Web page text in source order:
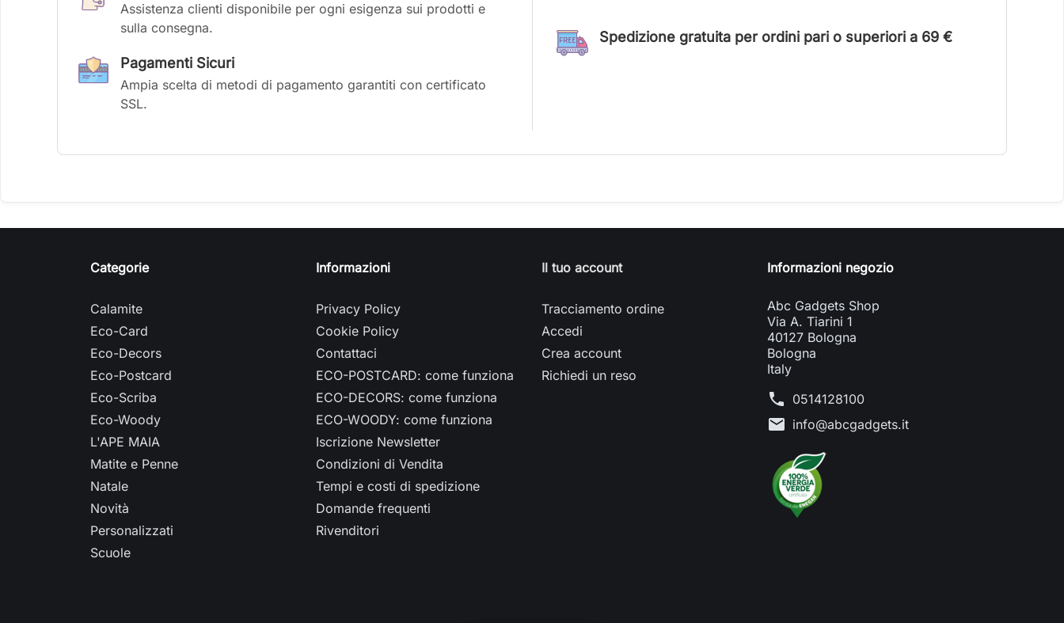
Assistenza clienti disponibile per ogni esigenza sui prodotti e
sulla consegna.
Pagamenti Sicuri
Ampia scelta di metodi di pagamento garantiti con certificato
SSL.
Spedizione gratuita per ordini pari o superiori a 69 €
Categorie
Calamite
Eco-Card
Eco-Decors
Eco-Postcard
Eco-Scriba
Eco-Woody
L'APE MAIA
Matite e Penne
Natale
Novità
Personalizzati
Scuole
Informazioni
Privacy Policy
Cookie Policy
Contattaci
ECO-POSTCARD: come funziona
ECO-DECORS: come funziona
ECO-WOODY: come funziona
Iscrizione Newsletter
Condizioni di Vendita
Tempi e costi di spedizione
Domande frequenti
Rivenditori
Il tuo account
Tracciamento ordine
Accedi
Crea account
Richiedi un reso
Informazioni negozio
Abc Gadgets Shop
Via A. Tiarini 1
40127 Bologna
Bologna
Italy
phone 0514128100
mail info@abcgadgets.it